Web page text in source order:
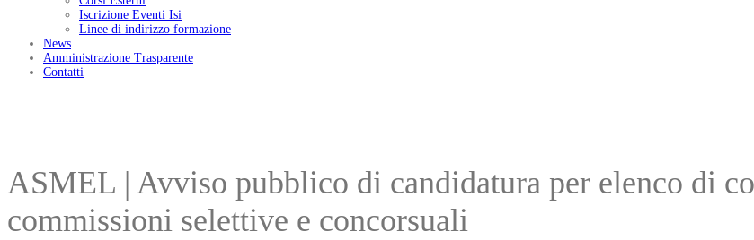
Iscrizione Eventi Isi
Linee di indirizzo formazione
News
Amministrazione Trasparente
Contatti
ASMEL | Avviso pubblico di candidatura per elenco di
commissioni selettive e concorsuali